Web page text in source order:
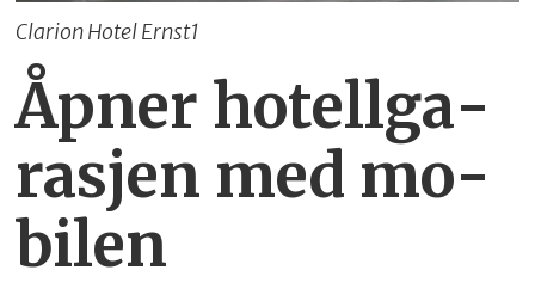
Clarion Hotel Ernst1
Åp­ner ho­tell­ga­
ra­sjen med mo­
bi­len